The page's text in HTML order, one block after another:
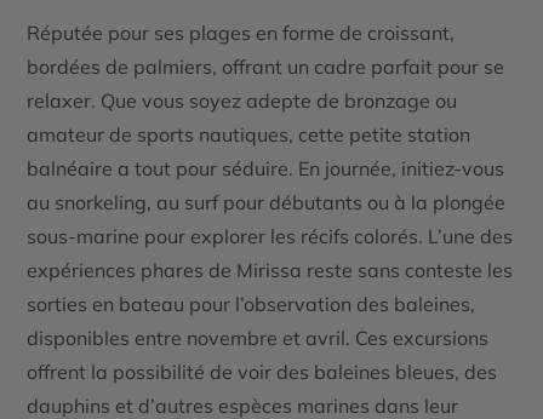
Réputée pour ses plages en forme de croissant,
bordées de palmiers, offrant un cadre parfait pour se
relaxer. Que vous soyez adepte de bronzage ou
amateur de sports nautiques, cette petite station
balnéaire a tout pour séduire. En journée, initiez-vous
au snorkeling, au surf pour débutants ou à la plongée
sous-marine pour explorer les récifs colorés. L’une des
expériences phares de Mirissa reste sans conteste les
sorties en bateau pour l’observation des baleines,
disponibles entre novembre et avril. Ces excursions
offrent la possibilité de voir des baleines bleues, des
dauphins et d’autres espèces marines dans leur